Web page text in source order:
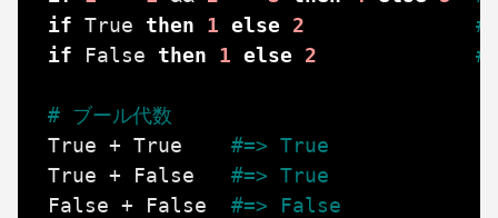
if True then 1 else 2
if
False then 1 else 2
# ブール代数
True + True
#=> True
True + False
#=> True
False + False #=> False